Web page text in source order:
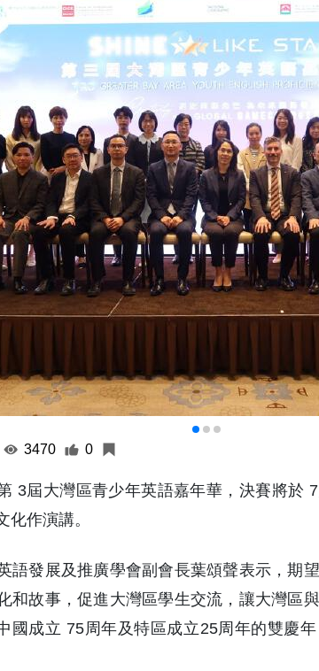
3470 0
3屆大灣區青少年英語嘉年華，決賽將於
化作演講。
語發展及推廣學會副會長葉頌聲表示，期
和故事，促進大灣區學生交流，讓大灣區
國成立 75周年及特區成立25周年的雙慶